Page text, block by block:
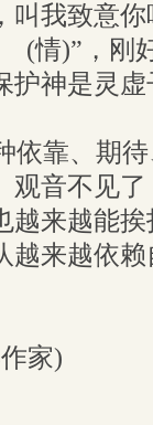
叫我致意
(情)”，刚
神是灵虚
依靠、期
观音不见
越来越能
越来越依
家)